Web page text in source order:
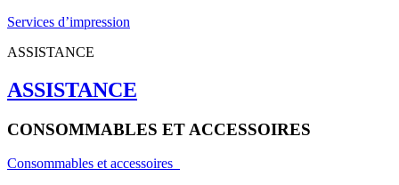
Services d’impression
ASSISTANCE
ASSISTANCE
CONSOMMABLES ET ACCESSOIRES
Consommables et accessoires